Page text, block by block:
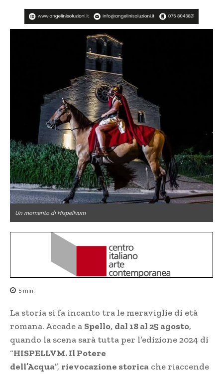
Un momento di Hispellvum
5 min.
La storia si fa incanto tra le meraviglie di età
romana. Accade a Spello, dal 18 al 25 agosto,
quando la scena sarà tutta per l’edizione 2024 di
“HISPELLVM. Il Potere
dell’Acqua”, rievocazione storica che riaccende